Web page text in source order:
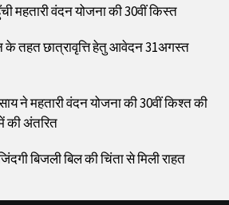
महतारी वंदन योजना की 30वीं किस्त
तहत छात्रावृत्ति हेतु आवेदन 31अगस्त
ने महतारी वंदन योजना की 30वीं किश्त की
की अंतरित
बिजली बिल की चिंता से मिली राहत